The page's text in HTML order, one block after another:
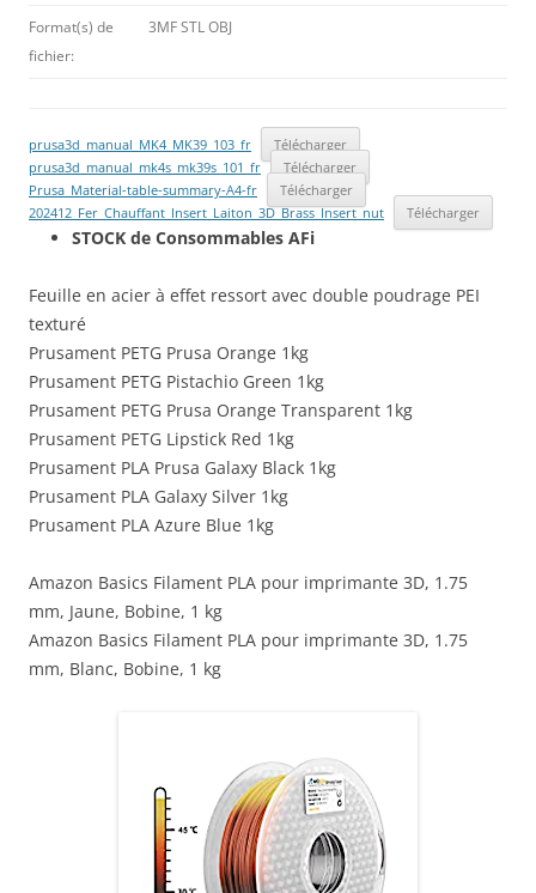
Format(s) de
fichier:
3MF STL OBJ
prusa3d_manual_MK4_MK39_103_fr
Télécharger
prusa3d_manual_mk4s_mk39s_101_fr
Télécharger
Prusa_Material-table-summary-A4-fr
Télécharger
202412_Fer_Chauffant_Insert_Laiton_3D_Brass_Insert_nut
Télécharger
STOCK de Consommables AFi
Feuille en acier à effet ressort avec double poudrage PEI
texturé
Prusament PETG Prusa Orange 1kg
Prusament PETG Pistachio Green 1kg
Prusament PETG Prusa Orange Transparent 1kg
Prusament PETG Lipstick Red 1kg
Prusament PLA Prusa Galaxy Black 1kg
Prusament PLA Galaxy Silver 1kg
Prusament PLA Azure Blue 1kg
Amazon Basics Filament PLA pour imprimante 3D, 1.75
mm, Jaune, Bobine, 1 kg
Amazon Basics Filament PLA pour imprimante 3D, 1.75
mm, Blanc, Bobine, 1 kg